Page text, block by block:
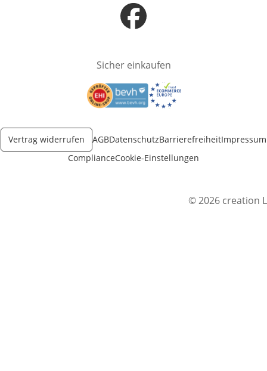
Öffnet in neuem Fenster
Sicher einkaufen
Öffnet in neuem FensterÖffnet in neuem Fenster
Vertrag widerrufen AGBDatenschutzBarrierefreiheitImpressum
ComplianceCookie-Einstellungen
© 2026 creation L